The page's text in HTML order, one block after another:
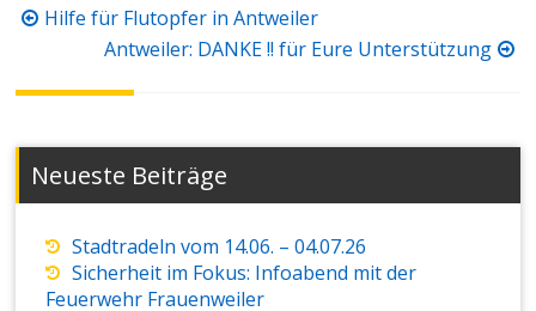
Beitragsnavigation
Hilfe für Flutopfer in Antweiler
Antweiler: DANKE !! für Eure Unterstützung
Neueste Beiträge
Stadtradeln vom 14.06. – 04.07.26
Sicherheit im Fokus: Infoabend mit der
Feuerwehr Frauenweiler